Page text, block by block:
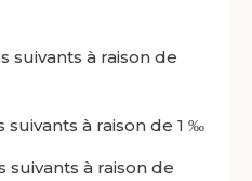
suivants à raison de
suivants à raison de 1 ‰
suivants à raison de